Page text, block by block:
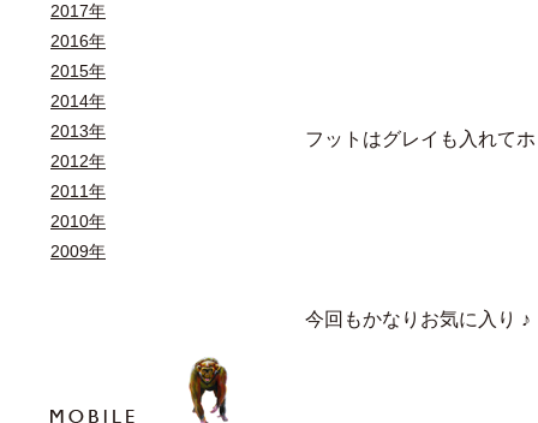
2017年
2016年
2015年
2014年
2013年
2012年
2011年
2010年
2009年
フットはグレイも入れて
今回もかなりお気に入り ♪